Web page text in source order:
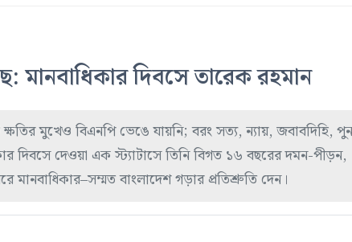
দিবসে তারেক রহমান
মুখেও বিএনপি ভেঙে যায়নি; বরং সত্য, ন্যায়, জবাবদিহি,
দিবসে দেওয়া এক স্ট্যাটাসে তিনি বিগত ১৬ বছরের দমন-পীড়ন,
মানবাধিকার–সম্মত বাংলাদেশ গড়ার প্রতিশ্রুতি দেন।